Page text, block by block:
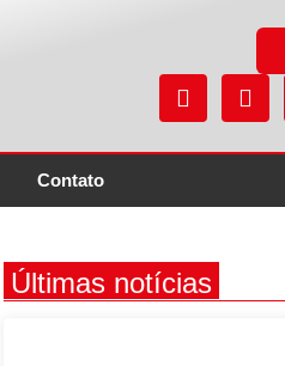
Contato
Últimas notícias